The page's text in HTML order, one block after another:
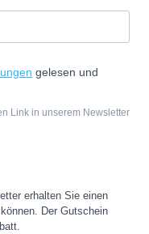
gelesen und
Link in unserem Newsletter
erhalten Sie einen
Der Gutschein